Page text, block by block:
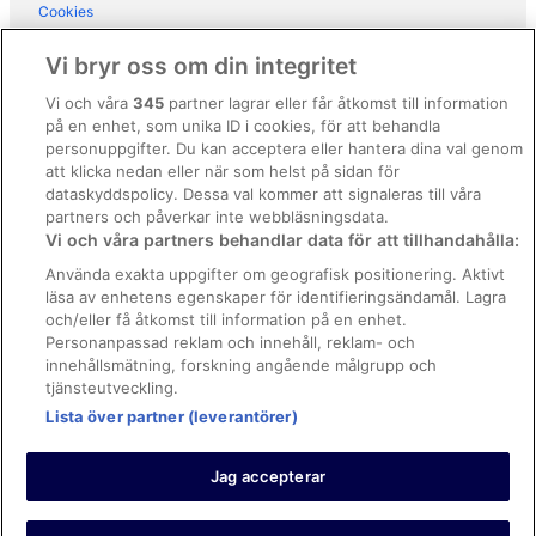
Hotell i Volterra
Cookies
Regler och villkor för Vrbo
Tillgänglighetsanpassning
Juridisk information/Kontakta oss
Riktlinjer för innehåll och anmäla innehåll
Hjälp
Kontakta oss
Avboka eller ändra din bokning
Boka ett flyg med flygbolagskredit
Återbetalningsprocess och tidslinjer
© 2026 Expedia, Inc., ett företag inom Expedia Group.
https://www.expediagroup.com/ Med ensamrätt. MrJet är ett
Vi bryr oss om din integritet
Vi och våra345 partner lagrar eller får åtkomst till information
på en enhet, som unika ID i cookies, för att behandla
personuppgifter. Du kan acceptera eller hantera dina val genom
att klicka nedan eller när som helst på sidan för
dataskyddspolicy. Dessa val kommer att signaleras till våra
partners och påverkar inte webbläsningsdata.
Vi och våra partners behandlar data för att tillhandahålla:
Använda exakta uppgifter om geografisk positionering. Aktivt
läsa av enhetens egenskaper för identifieringsändamål. Lagra
och/eller få åtkomst till information på en enhet.
Personanpassad reklam och innehåll, reklam- och
innehållsmätning, forskning angående målgrupp och
tjänsteutveckling.
Lista över partner (leverantörer)
Jag accepterar